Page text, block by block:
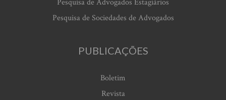
Pesquisa de Sociedades de Advogados
PUBLICAÇÕES
Boletim
Revista